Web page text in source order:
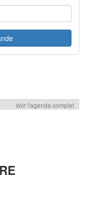
Voir l'agenda complet